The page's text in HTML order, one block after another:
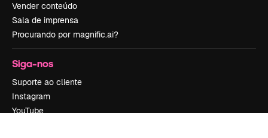
Vender conteúdo
Sala de imprensa
Procurando por magnific.ai?
Siga-nos
Suporte ao cliente
Instagram
YouTube